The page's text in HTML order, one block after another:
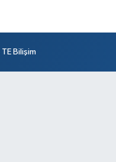
TE Bilişim